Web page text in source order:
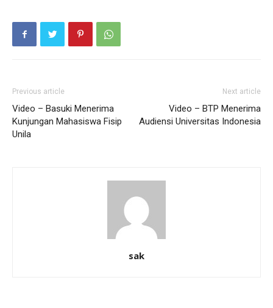
Previous article
Video – Basuki Menerima
Kunjungan Mahasiswa Fisip
Unila
Next article
Video – BTP Menerima
Audiensi Universitas Indonesia
sak